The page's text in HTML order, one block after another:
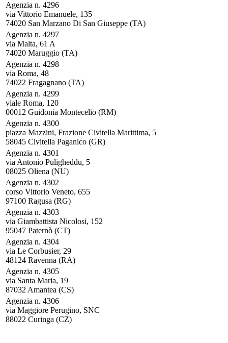
Agenzia n. 4296
via Vittorio Emanuele, 135
74020 San Marzano Di San Giuseppe (TA)
Agenzia n. 4297
via Malta, 61 A
74020 Maruggio (TA)
Agenzia n. 4298
via Roma, 48
74022 Fragagnano (TA)
Agenzia n. 4299
viale Roma, 120
00012 Guidonia Montecelio (RM)
Agenzia n. 4300
piazza Mazzini, Frazione Civitella Marittima, 5
58045 Civitella Paganico (GR)
Agenzia n. 4301
via Antonio Puligheddu, 5
08025 Oliena (NU)
Agenzia n. 4302
corso Vittorio Veneto, 655
97100 Ragusa (RG)
Agenzia n. 4303
via Giambattista Nicolosi, 152
95047 Paternò (CT)
Agenzia n. 4304
via Le Corbusier, 29
48124 Ravenna (RA)
Agenzia n. 4305
via Santa Maria, 19
87032 Amantea (CS)
Agenzia n. 4306
via Maggiore Perugino, SNC
88022 Curinga (CZ)